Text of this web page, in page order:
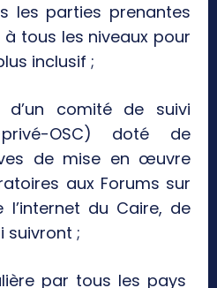
les parties prenantes
tous les niveaux pour
inclusif ;
comité de suivi
OSC) doté de
de mise en œuvre
aux Forums sur
du Caire, de
suivront ;
par tous les pays